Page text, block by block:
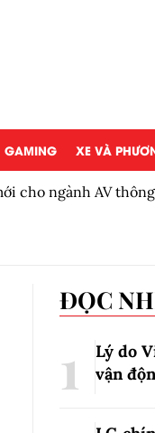
GAMING XE VÀ
cho ngành AV
ĐỌC
Lý do
vận